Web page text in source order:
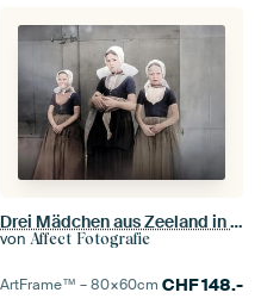
Drei Mädchen aus Zeeland in Tracht (Porträt von 1925)
von Affect Fotografie
ArtFrame™ –80×60cm CHF148.-